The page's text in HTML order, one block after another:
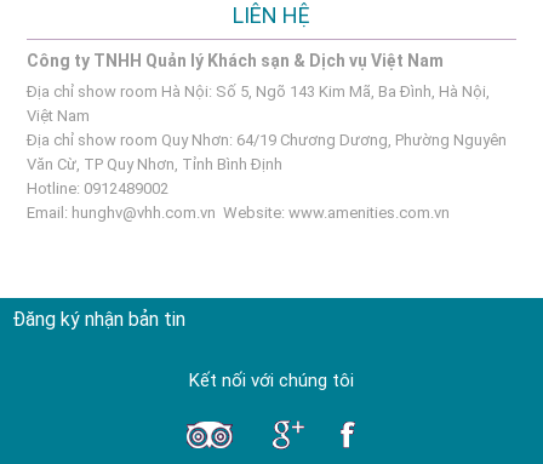
LIÊN HỆ
Công ty TNHH Quản lý Khách sạn & Dịch vụ Việt Nam
Địa chỉ show room Hà Nội: Số 5, Ngõ 143 Kim Mã, Ba Đình, Hà Nội,
Việt Nam
Địa chỉ show room Quy Nhơn: 64/19 Chương Dương, Phường Nguyên
Văn Cừ, TP Quy Nhơn, Tỉnh Bình Định
Hotline: 0912489002
Email: hunghv@vhh.com.vn Website:www.amenities.com.vn
Đăng ký nhận bản tin
Kết nối với chúng tôi